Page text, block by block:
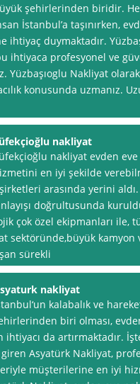
şehirlerinden biridir.
İstanbul’a taşınırken,
ihtiyaç duymaktadır.
ihtiyaca profesyonel ve
Yüzbaşıoglu Nakliyat
konusunda uzmanız.
nakliyat
nakliyat evden eve
en iyi şekilde
arasında yerini
doğrultusunda
çok özel ekipmanları ile,
sektöründe,büyük kamyon
sürekli
nakliyat
kalabalık ve
biri olması,
da artırmaktadır.
Asyatürk Nakliyat,
müşterilerine en iyi